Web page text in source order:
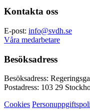
Kontakta oss
E-post: info@svdh.se
Våra medarbetare
Besöksadress
Besöksadress:
Postadress: 103 29
Cookies